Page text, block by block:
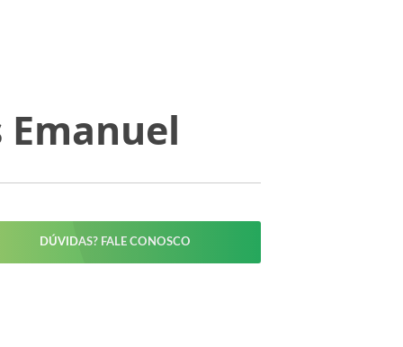
DÚVIDAS? FALE CONOSCO